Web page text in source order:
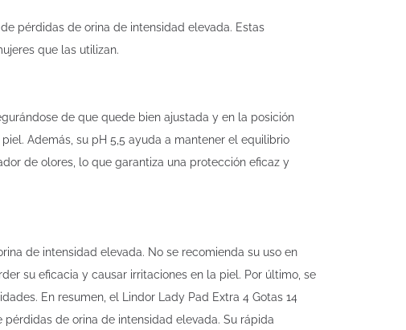
pérdidas de orina de intensidad elevada. Estas
que las utilizan.
de que quede bien ajustada y en la posición
Además, su pH 5,5 ayuda a mantener el equilibrio
de olores, lo que garantiza una protección eficaz y
de intensidad elevada. No se recomienda su uso en
su eficacia y causar irritaciones en la piel. Por último, se
En resumen, el Lindor Lady Pad Extra 4 Gotas 14
de orina de intensidad elevada. Su rápida